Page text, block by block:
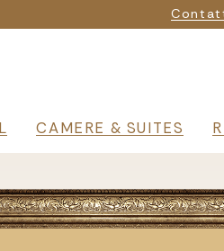
CAMERE & SUITES